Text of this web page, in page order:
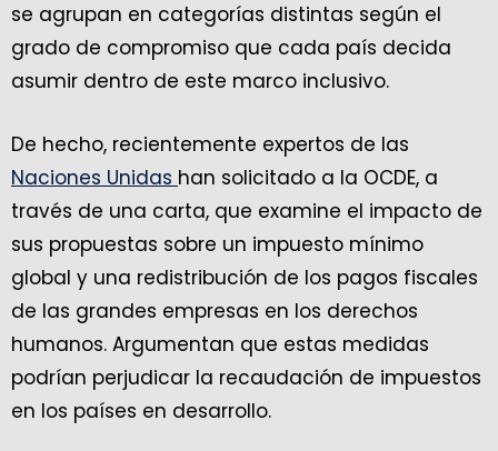
se agrupan en categorías distintas según el
grado de compromiso que cada país decida
asumir dentro de este marco inclusivo.
De hecho, recientemente expertos de las
Naciones Unidas han solicitado a la OCDE, a
través de una carta, que examine el impacto de
sus propuestas sobre un impuesto mínimo
global y una redistribución de los pagos fiscales
de las grandes empresas en los derechos
humanos. Argumentan que estas medidas
podrían perjudicar la recaudación de impuestos
en los países en desarrollo.